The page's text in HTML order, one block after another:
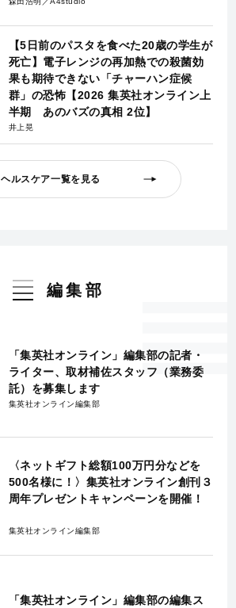
【5日前のパスタを食べた20歳の学生が
死亡】電子レンジの再加熱での殺菌効
果も期待できない「チャーハン症候
群」の恐怖【2026 集英社オンライン上
半期 あのバズの真相 2位】
井上晃
ヘルスケア一覧を見る
編集部
「集英社オンライン」編集部の記者・
ライター、取材補佐スタッフ（業務委
託）を募集します
集英社オンライン編集部
〈ネットギフト総額100万円分などを
500名様に！〉集英社オンライン創刊３
周年プレゼントキャンペーンを開催！
集英社オンライン編集部
「集英社オンライン」編集部の編集ス